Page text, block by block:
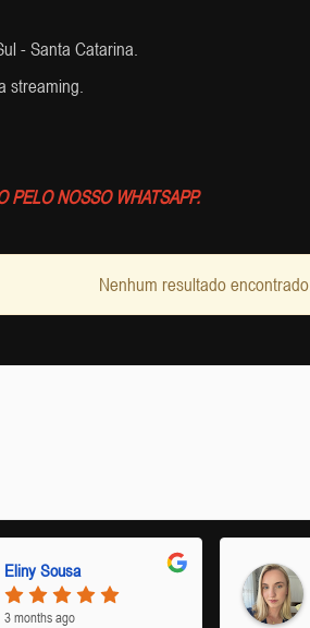
- Santa Catarina.
streaming.
PELO NOSSO WHATSAPP.
Nenhum resultado encontrado.
Eliny Sousa
3 months ago